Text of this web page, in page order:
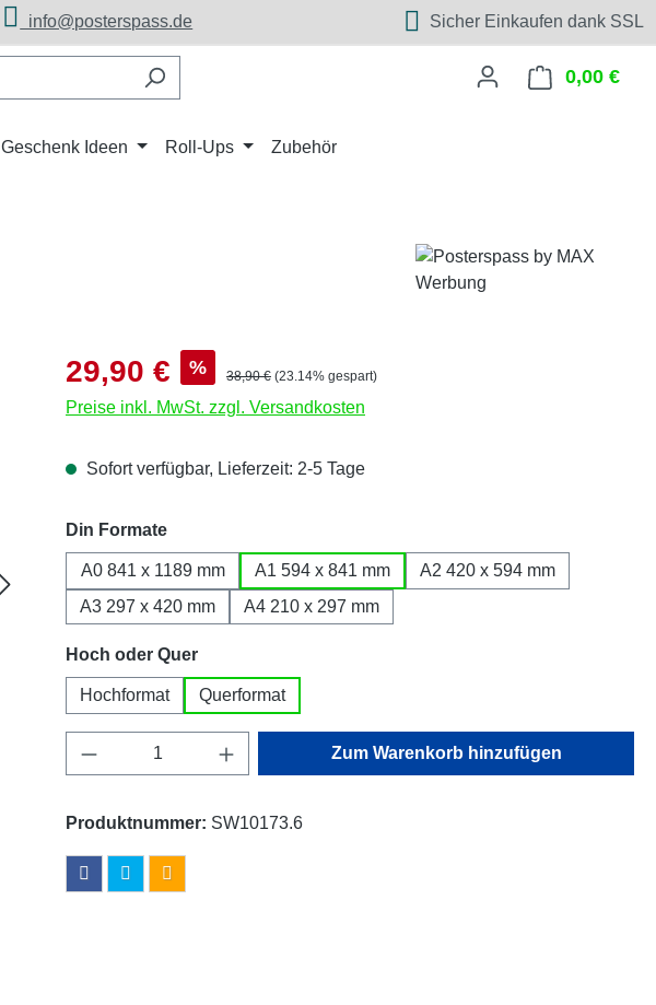
info@posterspass.de Sicher Einkaufen dank SSL
0,00 €
Geschenk Ideen Roll-Ups Zubehör
Verkaufspreis:
29,90 € % Regulärer Preis:
38,90 € (23.14% gespart)
Preise inkl. MwSt. zzgl. Versandkosten
Sofort verfügbar, Lieferzeit: 2-5 Tage
Din Formateauswählen
A0 841 x 1189 mm A1 594 x 841 mm
A2 420 x 594 mm
A3 297 x 420 mm
A4 210 x 297 mm
Hoch oder Querauswählen
Hochformat Querformat
Produkt Anzahl: Gib den gewünschten Wert ein
Zum Warenkorb hinzufügen
Produktnummer: SW10173.6